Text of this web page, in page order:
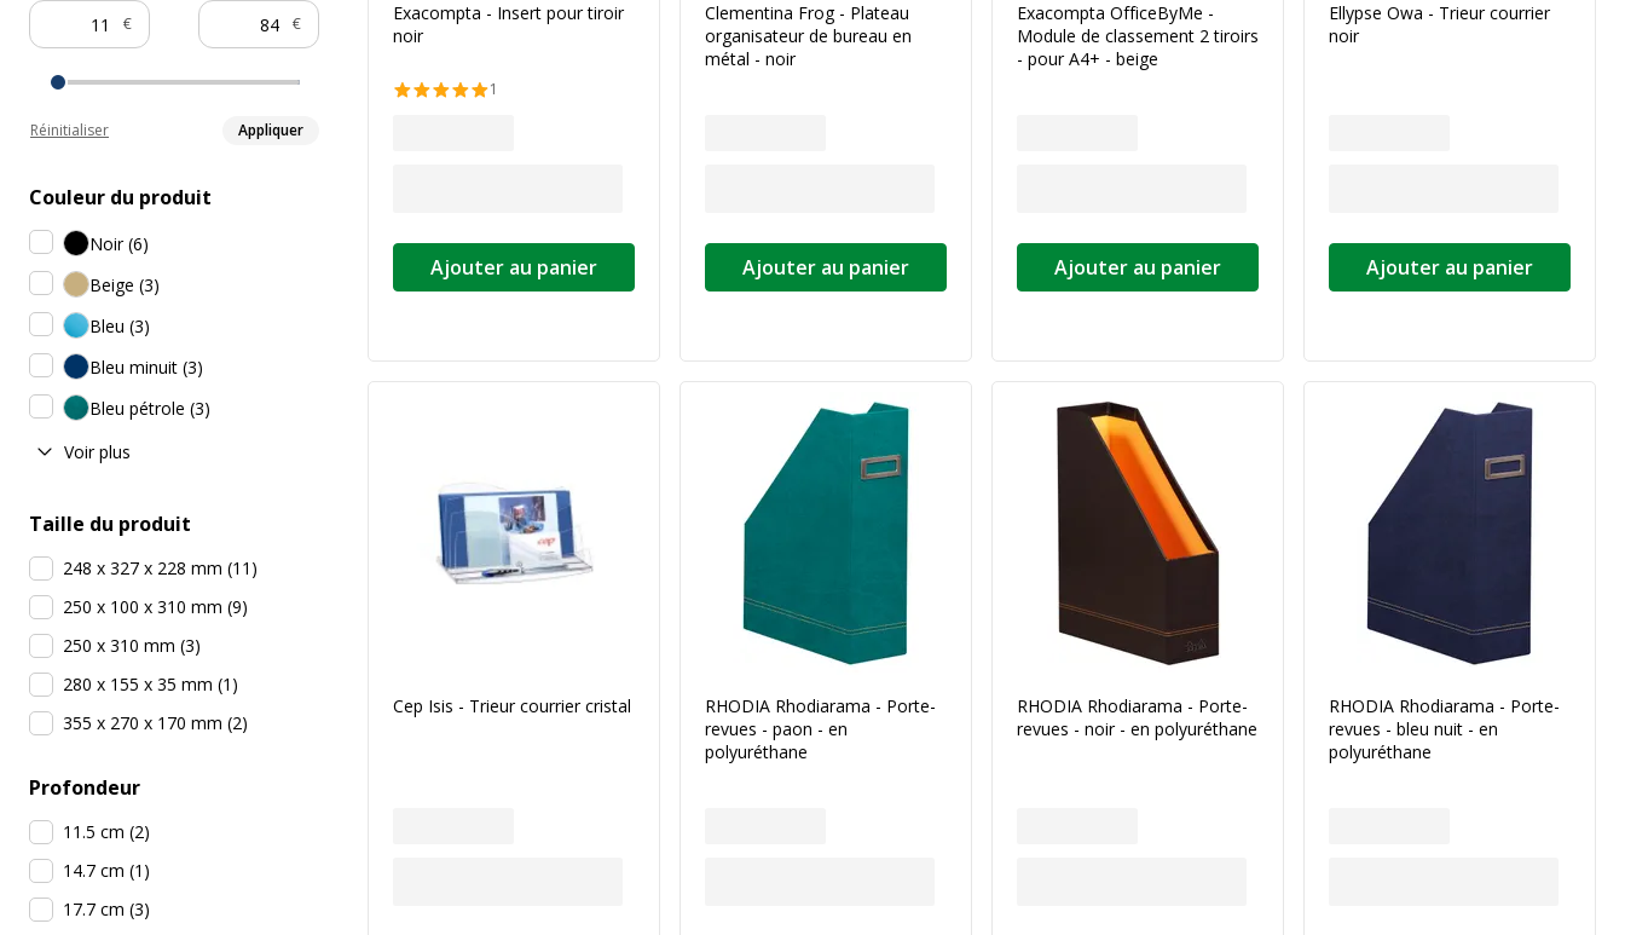
€ €
Réinitialiser Appliquer
Couleur du produit
Noir(6)
Beige (3)
Bleu (3)
Bleu minuit (3)
Bleu pétrole (3)
Voir plus
Taille du produit
248 x 327 x 228 mm (11 )
250 x 100 x 310 mm (9)
250 x 310 mm (3)
280 x 155 x 35 mm (1 )
355 x 270 x 170 mm (2)
Profondeur
11.5 cm (2)
14.7 cm (1 )
17.7 cm (3)
Exacompta - Insert pour tiroir
noir
1
Ajouter au panier
Clementina Frog - Plateau
organisateur de bureau en
métal - noir
Ajouter au panier
Exacompta OfficeByMe -
Module de classement 2 tiroirs
- pour A4+ - beige
Ajouter au panier
Ellypse Owa - Trieur courrier
noir
Ajouter au panier
Cep Isis - Trieur courrier cristal
RHODIA Rhodiarama - Porte-
revues - paon - en
polyuréthane
RHODIA Rhodiarama - Porte-
revues - noir - en polyuréthane
RHODIA Rhodiarama - Porte-
revues - bleu nuit - en
polyuréthane